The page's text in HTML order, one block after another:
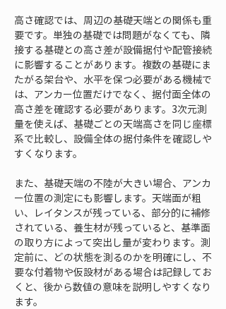
高さ確認では、周辺の基礎天端との関係も重
要です。単独の基礎では問題がなくても、隣
接する基礎との高さ差が設備据付や配管接続
に影響することがあります。複数の基礎にま
たがる架台や、水平を保つ必要がある機械で
は、アンカー位置だけでなく、据付面全体の
高さ差を確認する必要があります。3次元測
量を使えば、基礎ごとの天端高さを同じ座標
系で比較し、設備全体の据付条件を確認しや
すくなります。
また、基礎天端の不陸が大きい場合、アンカ
ー位置の測定にも影響します。天端面が粗
い、レイタンスが残っている、部分的に補修
されている、養生材が残っていると、基準面
の取り方によって突出し量が変わります。測
定前に、どの状態を測るのかを明確にし、不
要な付着物や仮設材がある場合は記録してお
くと、後から数値の意味を説明しやすくなり
ます。